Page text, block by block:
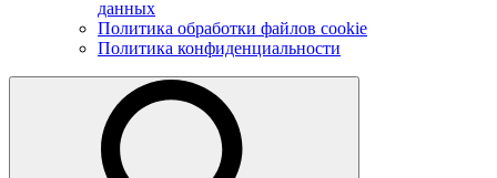
данных
Политика обработки файлов cookie
Политика конфиденциальности